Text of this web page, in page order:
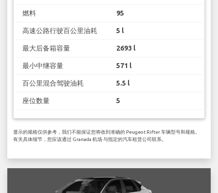
燃料 95
高速公路行驶百公里油耗 5 l
最大后备箱容量 2693 l
最小中继容量 571 l
百公里混合驾驶油耗 5.5 l
座位数量 5
显示的规格仅供参考，我们不能保证您将收到准确的 Peugeot Rifter 车辆型号和规格。
有关具体细节，您应该通过 Granada 机场 与指定的汽车租赁公司联系。